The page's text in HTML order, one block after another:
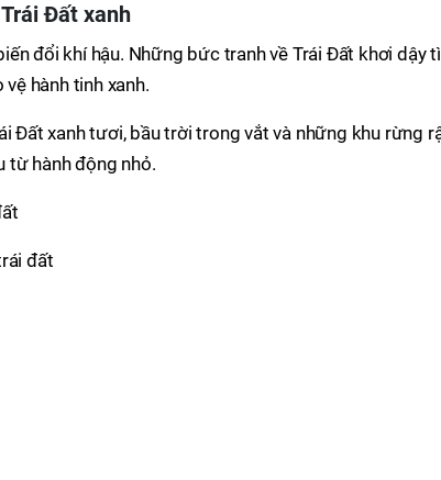
Đất xanh
đổi khí hậu. Những bức tranh về Trái Đất khơi dậy
hành tinh xanh.
Đất xanh tươi, bầu trời trong vắt và những khu rừng
từ hành động nhỏ.